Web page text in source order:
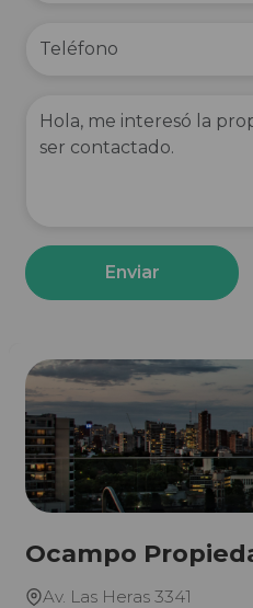
Enviar
Ocampo
Av. Las Heras 3341